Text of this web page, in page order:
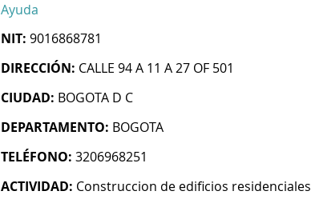
Ayuda
NIT: 9016868781
DIRECCIÓN: CALLE 94 A 11 A 27 OF 501
CIUDAD: BOGOTA D C
DEPARTAMENTO: BOGOTA
TELÉFONO: 3206968251
ACTIVIDAD: Construccion de edificios residenciales